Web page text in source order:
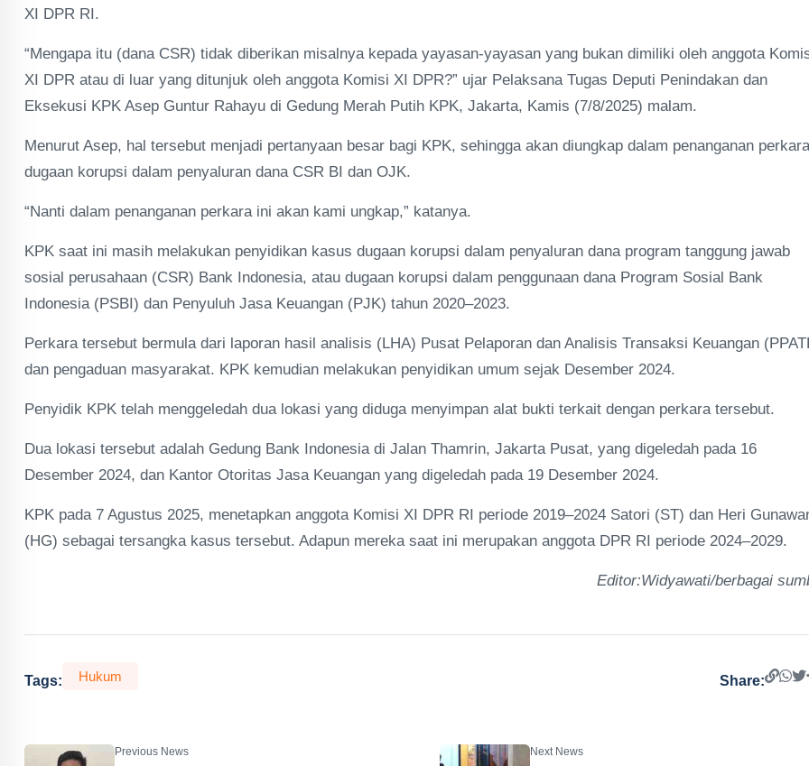
XI DPR RI.
“Mengapa itu (dana CSR) tidak diberikan misalnya kepada yayasan-yayasan yang bukan dimiliki oleh anggota
XI DPR atau di luar yang ditunjuk oleh anggota Komisi XI DPR?” ujar Pelaksana Tugas Deputi Penindakan dan
Eksekusi KPK Asep Guntur Rahayu di Gedung Merah Putih KPK, Jakarta, Kamis (7/8/2025) malam.
Menurut Asep, hal tersebut menjadi pertanyaan besar bagi KPK, sehingga akan diungkap dalam penanganan perkara
dugaan korupsi dalam penyaluran dana CSR BI dan OJK.
“Nanti dalam penanganan perkara ini akan kami ungkap,” katanya.
KPK saat ini masih melakukan penyidikan kasus dugaan korupsi dalam penyaluran dana program tanggung jawab
sosial perusahaan (CSR) Bank Indonesia, atau dugaan korupsi dalam penggunaan dana Program Sosial Bank
Indonesia (PSBI) dan Penyuluh Jasa Keuangan (PJK) tahun 2020–2023.
Perkara tersebut bermula dari laporan hasil analisis (LHA) Pusat Pelaporan dan Analisis Transaksi Keuangan
dan pengaduan masyarakat. KPK kemudian melakukan penyidikan umum sejak Desember 2024.
Penyidik KPK telah menggeledah dua lokasi yang diduga menyimpan alat bukti terkait dengan perkara tersebut.
Dua lokasi tersebut adalah Gedung Bank Indonesia di Jalan Thamrin, Jakarta Pusat, yang digeledah pada 16
Desember 2024, dan Kantor Otoritas Jasa Keuangan yang digeledah pada 19 Desember 2024.
KPK pada 7 Agustus 2025, menetapkan anggota Komisi XI DPR RI periode 2019–2024 Satori (ST) dan Heri
(HG) sebagai tersangka kasus tersebut. Adapun mereka saat ini merupakan anggota DPR RI periode 2024–2029.
Editor:Widyawati/berbagai
Tags: Hukum Share:
Previous News Next News